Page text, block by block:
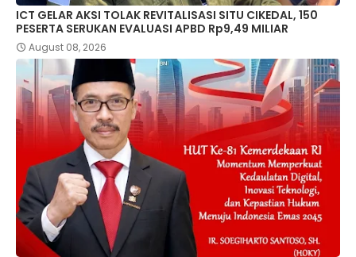
ICT GELAR AKSI TOLAK REVITALISASI SITU CIKEDAL, 150
PESERTA SERUKAN EVALUASI APBD Rp9,49 MILIAR
August 08, 2026